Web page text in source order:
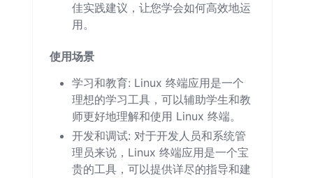
佳实践建议，让您学会如何高效地运
用。
使用场景
学习和教育: Linux 终端应用是一个
理想的学习工具，可以辅助学生和教
师更好地理解和使用 Linux 终端。
开发和调试: 对于开发人员和系统管
理员来说，Linux 终端应用是一个宝
贵的工具，可以提供详尽的指导和建